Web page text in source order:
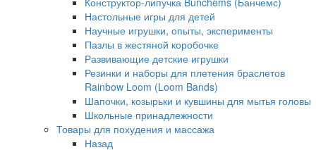
Настольные игры для детей
Научные игрушки, опыты, эксперименты
Пазлы в жестяной коробочке
Развивающие детские игрушки
Резинки и наборы для плетения браслетов
Rainbow Loom (Loom Bands)
Шапочки, козырьки и кувшины для мытья головы
Школьные принадлежности
Товары для похудения и массажа
Назад